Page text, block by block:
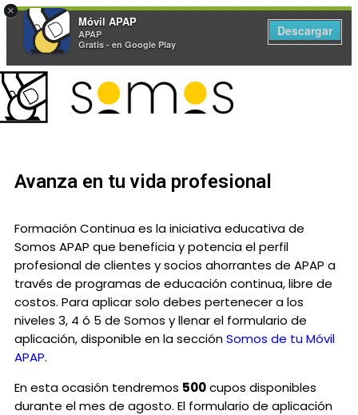
×
Móvil APAP
APAP
Gratis - en Google Play
Descargar
Avanza en tu vida profesional
Formación Continua es la iniciativa educativa de
Somos APAP que beneficia y potencia el perfil
profesional de clientes y socios ahorrantes de APAP a
través de programas de educación continua, libre de
costos. Para aplicar solo debes pertenecer a los
niveles 3, 4 ó 5 de Somos y llenar el formulario de
aplicación, disponible en la secciónSomos de tu Móvil
APAP.
En esta ocasión tendremos 500cupos disponibles
durante el mes de agosto. El formulario de aplicación